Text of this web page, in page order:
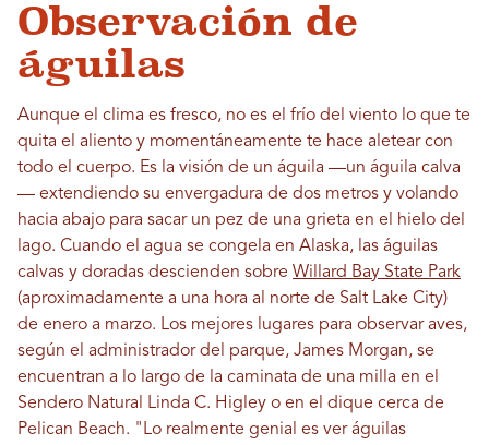
Observación de
águilas
Aunque el clima es fresco, no es el frío del viento lo que te
quita el aliento y momentáneamente te hace aletear con
todo el cuerpo. Es la visión de un águila —un águila calva
— extendiendo su envergadura de dos metros y volando
hacia abajo para sacar un pez de una grieta en el hielo del
lago. Cuando el agua se congela en Alaska, las águilas
calvas y doradas descienden sobre Willard Bay State Park
(aproximadamente a una hora al norte de Salt Lake City)
de enero a marzo. Los mejores lugares para observar aves,
según el administrador del parque, James Morgan, se
encuentran a lo largo de la caminata de una milla en el
Sendero Natural Linda C. Higley o en el dique cerca de
Pelican Beach. "Lo realmente genial es ver águilas